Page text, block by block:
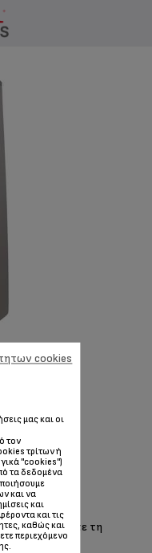
επιλέξτε τη
μας και οι
τον
τρίτων ή
"cookies")
τα δεδομένα
και να
και
και τις
καθώς και
περιεχόμενο
cookies